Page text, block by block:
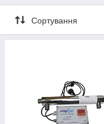
знезараження не
не впливає на смак і
Сортування